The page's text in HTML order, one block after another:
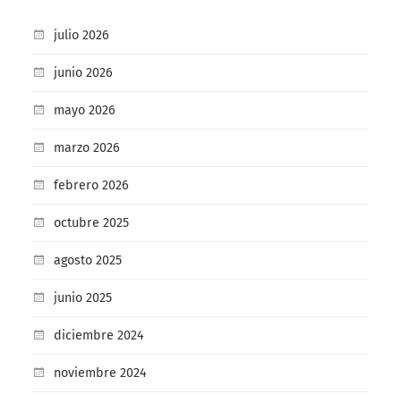
julio 2026
junio 2026
mayo 2026
marzo 2026
febrero 2026
octubre 2025
agosto 2025
junio 2025
diciembre 2024
noviembre 2024